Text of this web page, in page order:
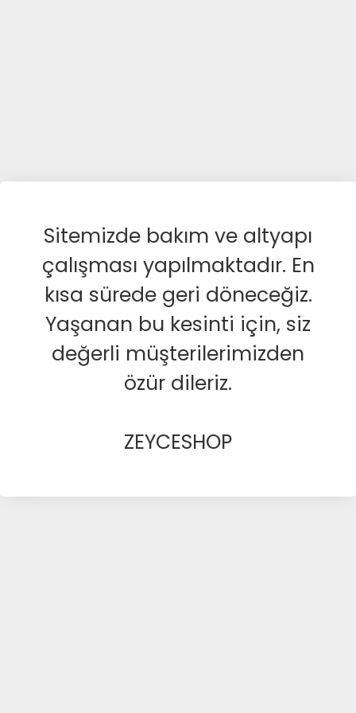
Sitemizde bakım ve altyapı
çalışması yapılmaktadır. En
kısa sürede geri döneceğiz.
Yaşanan bu kesinti için, siz
değerli müşterilerimizden
özür dileriz.
ZEYCESHOP